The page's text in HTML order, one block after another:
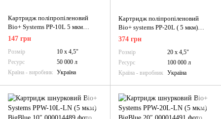
Картридж поліпропіленовий
Bio+ Systems PP-10L 5 мкм
BigBlue 10"
147 грн
Розмір
10 х 4,5"
Ресурс
50 000 л
Країна - виробник Україна
Картридж поліпропіленовий
Bio+ systems PP-20L ( 5 мкм)
BigBlue 20″
374 грн
Розмір
20 х 4,5"
Ресурс
100 000 л
Країна - виробник Україна